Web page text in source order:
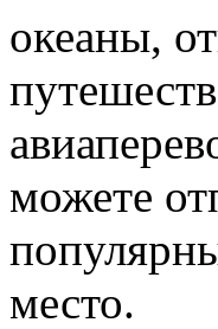
океаны,
можете
место.